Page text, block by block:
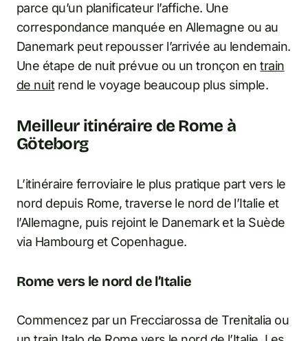
parce qu’un planificateur l’affiche. Une
correspondance manquée en Allemagne ou au
Danemark peut repousser l’arrivée au lendemain.
Une étape de nuit prévue ou un tronçon entrain
de nuitrend le voyage beaucoup plus simple.
Meilleur itinéraire de Rome à
Göteborg
L’itinéraire ferroviaire le plus pratique part vers le
nord depuis Rome, traverse le nord de l’Italie et
l’Allemagne, puis rejoint le Danemark et la Suède
via Hambourg et Copenhague.
Rome vers le nord de l’Italie
Commencez par un Frecciarossa de Trenitalia ou